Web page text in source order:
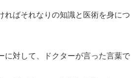
ればそれなりの知識と医術を身につ
に対して、ドクターが言った言葉で